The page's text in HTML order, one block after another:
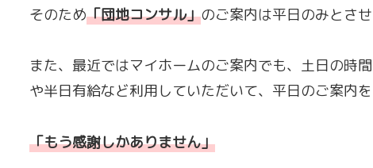
そのため「団地コンサル」のご案内は平日のみとさ
また、最近ではマイホームのご案内でも、土日の時
や半日有給など利用していただいて、平日のご案内
「もう感謝しかありません」